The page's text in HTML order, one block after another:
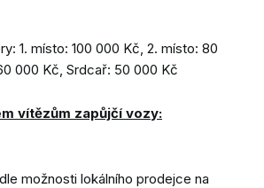
1. místo: 100 000 Kč, 2. místo: 80
000 Kč, Srdcař: 50 000 Kč
vítězům zapůjčí vozy:
možnosti lokálního prodejce na